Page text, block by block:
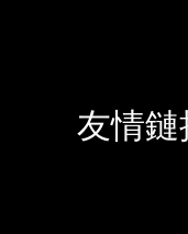
友情鏈